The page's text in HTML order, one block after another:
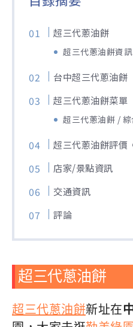
超三代蔥油餅
超三代蔥油餅資訊
台中超三代蔥油餅
超三代蔥油餅菜單
超三代蔥油餅 / 綜
超三代蔥油餅評價
店家/景點資訊
交通資訊
評論
超三代蔥油餅
超三代蔥油餅新址在